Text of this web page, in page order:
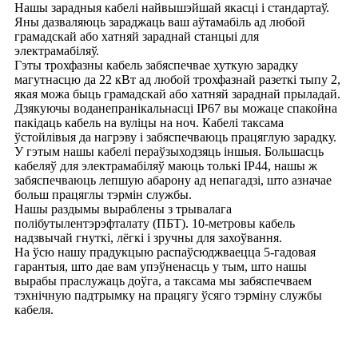
Нашы зарадныя кабелі найвышэйшай якасці і стандартаў.
Яны дазваляюць зараджаць ваш аўтамабіль ад любой
грамадскай або хатняй зараднай станцыі для
электрамабіляў.
Гэты трохфазны кабель забяспечвае хуткую зарадку
магутнасцю да 22 кВт ад любой трохфазнай разеткі тыпу 2,
якая можа быць грамадскай або хатняй зараднай прыладай.
Дзякуючы воданепранікальнасці IP67 вы можаце спакойна
пакідаць кабель на вуліцы на ноч. Кабелі таксама
ўстойлівыя да нагрэву і забяспечваюць працяглую зарадку.
У гэтым нашы кабелі пераўзыходзяць іншыя. Большасць
кабеляў для электрамабіляў маюць толькі IP44, нашы ж
забяспечваюць лепшую абарону ад непагадзі, што азначае
больш працяглы тэрмін службы.
Нашы раздымы выраблены з трывалага
полібутылентэрэфталату (ПБТ). 10-метровы кабель
надзвычай гнуткі, лёгкі і зручны для захоўвання.
На ўсю нашу прадукцыю распаўсюджваецца 5-гадовая
гарантыя, што дае вам упэўненасць у тым, што нашы
вырабы праслужаць доўга, а таксама мы забяспечваем
тэхнічную падтрымку на працягу ўсяго тэрміну службы
кабеля.